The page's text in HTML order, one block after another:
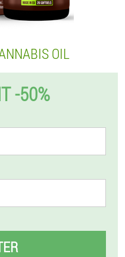
OIL
-50%